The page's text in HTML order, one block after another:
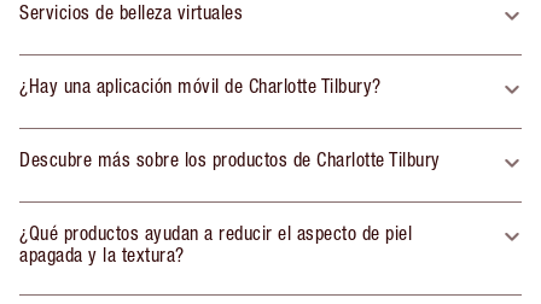
Servicios de belleza virtuales
¿Hay una aplicación móvil de Charlotte Tilbury?
Descubre más sobre los productos de Charlotte Tilbury
¿Qué productos ayudan a reducir el aspecto de piel
apagada y la textura?